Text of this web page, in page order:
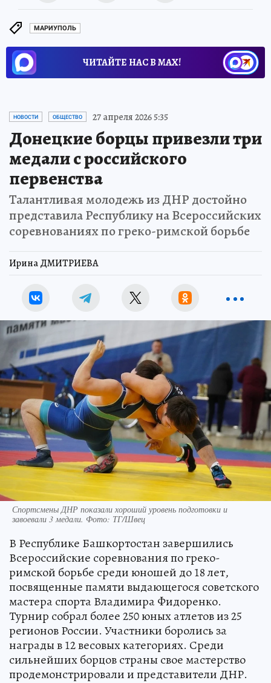
МАРИУПОЛЬ
ЧИТАЙТЕ НАС В МАХ!
НОВОСТИ ОБЩЕСТВО 27 апреля 2026 5:35
Донецкие борцы привезли три
медали с российского
первенства
Талантливая молодежь из ДНР достойно
представила Республику на Всероссийских
соревнованиях по греко-римской борьбе
Ирина ДМИТРИЕВА
Спортсмены ДНР показали хороший уровень подготовки и
завоевали 3 медали. Фото: ТГ/Швец
В Республике Башкортостан завершились
Всероссийские соревнования по греко-
римской борьбе среди юношей до 18 лет,
посвященные памяти выдающегося советского
мастера спорта Владимира Фидоренко.
Турнир собрал более 250 юных атлетов из 25
регионов России. Участники боролись за
награды в 12 весовых категориях. Среди
сильнейших борцов страны свое мастерство
продемонстрировали и представители ДНР.